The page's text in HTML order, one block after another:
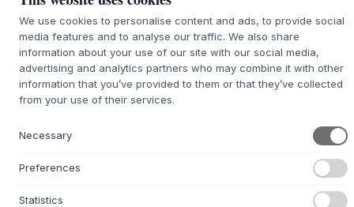
DESCRIPTION
La boîte à outils de la collection Ro est fabriquée en
chêne certifié FSC. La finesse de l'exécution et les joints
parfaits confèrent à la série un aspect calme et
minimalisme moderne. La construction solide et la poignée
bien proportionnée en font un élément élégant et pratique
Pouvant contenir jusqu'à six kilos, la boîte à outils est
We use cookies to personalise content and ads, to provide social
media features and to analyse our traffic. We also share
information about your use of our site with our social media,
advertising and analytics partners who may combine it with other
information that you’ve provided to them or that they’ve collected
from your use of their services.
Necessary
Preferences
Statistics